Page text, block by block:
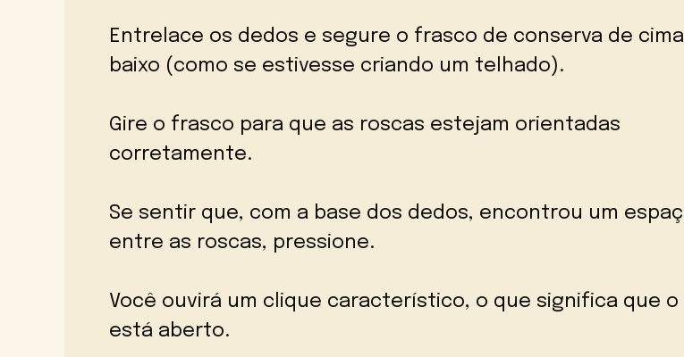
Entrelace os dedos e segure o frasco de conserva de
baixo (como se estivesse criando um telhado).
Gire o frasco para que as roscas estejam orientadas
corretamente.
Se sentir que, com a base dos dedos, encontrou um
entre as roscas, pressione.
Você ouvirá um clique característico, o que significa que
está aberto.